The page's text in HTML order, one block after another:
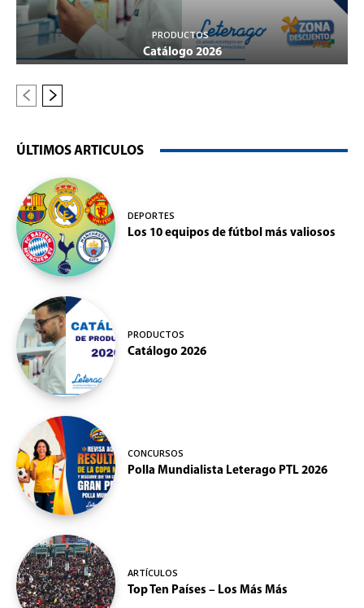
PRODUCTOS
Catálogo 2026
ÚLTIMOS ARTICULOS
DEPORTES
Los 10 equipos de fútbol más valiosos
PRODUCTOS
Catálogo 2026
CONCURSOS
Polla Mundialista Leterago PTL 2026
ARTÍCULOS
Top Ten Países – Los Más Más